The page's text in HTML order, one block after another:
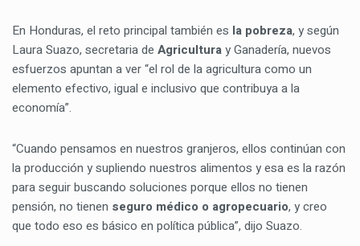
En Honduras, el reto principal también es la pobreza, y según
Laura Suazo, secretaria de Agriculturay Ganadería, nuevos
esfuerzos apuntan a ver “el rol de la agricultura como un
elemento efectivo, igual e inclusivo que contribuya a la
economía”.
“Cuando pensamos en nuestros granjeros, ellos continúan con
la producción y supliendo nuestros alimentos y esa es la razón
para seguir buscando soluciones porque ellos no tienen
pensión, no tienen seguro médico o agropecuario, y creo
que todo eso es básico en política pública”, dijo Suazo.